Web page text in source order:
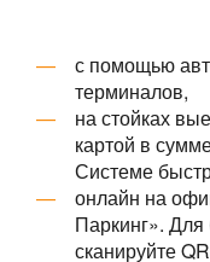
с помощью
терминалов,
на стойках
картой в
Системе
онлайн на
Паркинг».
сканируйте